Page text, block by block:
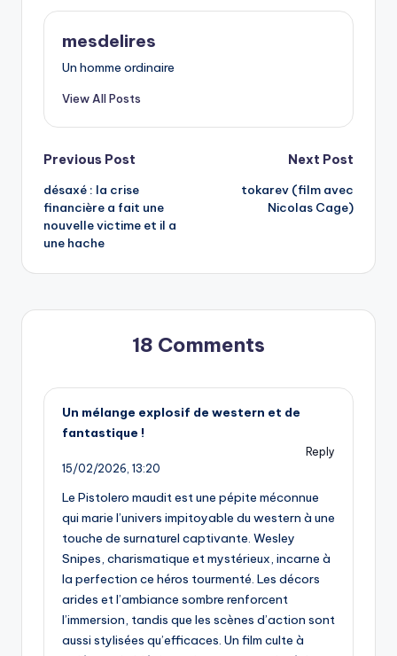
mesdelires
Un homme ordinaire
View All Posts
Post
navigation
Previous Post
désaxé : la crise
financière a fait une
nouvelle victime et il a
une hache
Next Post
tokarev (film avec
Nicolas Cage)
18 Comments
Un mélange explosif de western et de
fantastique !
Reply
15/02/2026, 13:20
Le Pistolero maudit est une pépite méconnue
qui marie l’univers impitoyable du western à une
touche de surnaturel captivante. Wesley
Snipes, charismatique et mystérieux, incarne à
la perfection ce héros tourmenté. Les décors
arides et l’ambiance sombre renforcent
l’immersion, tandis que les scènes d’action sont
aussi stylisées qu’efficaces. Un film culte à